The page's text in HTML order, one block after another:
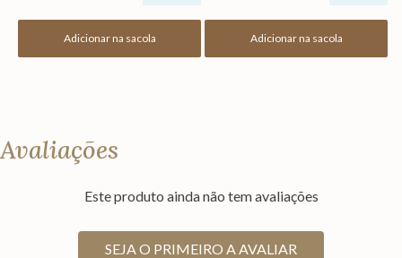
Adicionar na sacola Adicionar na sacola
Avaliações
Este produto ainda não tem avaliações
SEJA O PRIMEIRO A AVALIAR